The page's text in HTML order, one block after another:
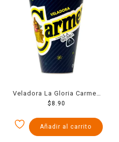
Veladora La Gloria Carmen
No 1 1 pza
$ 8.90
Añadir al carrito